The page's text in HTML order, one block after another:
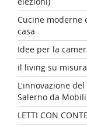
Cucine moderne
casa
Idee per la
il living su misura
L'innovazione
Salerno da
LETTI CON